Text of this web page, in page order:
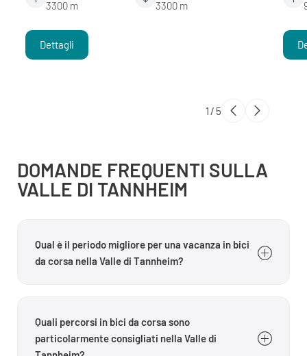
3300 m
3300 m
Dettagli
1 / 5
DOMANDE FREQUENTI SULLA
VALLE DI TANNHEIM
Qual è il periodo migliore per una vacanza in bici
da corsa nella Valle di Tannheim?
questi mesi la maggior parte delle strade di valico è
libera dalla neve e le temperature sono ideali per
Quali percorsi in bici da corsa sono
particolarmente consigliati nella Valle di